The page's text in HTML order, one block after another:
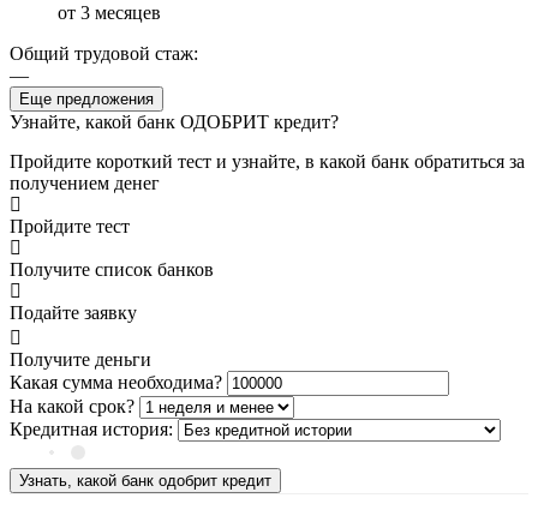
от 3 месяцев
Общий трудовой стаж:
—
Еще предложения
Узнайте, какой банк ОДОБРИТ кредит?
Пройдите короткий тест и узнайте, в какой банк обратиться за
получением денег
Пройдите тест
Получите список банков
Подайте заявку
Получите деньги
Какая сумма необходима?
На какой срок?
Кредитная история:
Узнать, какой банк одобрит кредит